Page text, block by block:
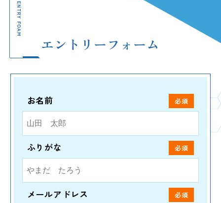
エントリーフォーム
ENTRY FOAM
お名前 必須
ふりがな 必須
メールアドレス 必須